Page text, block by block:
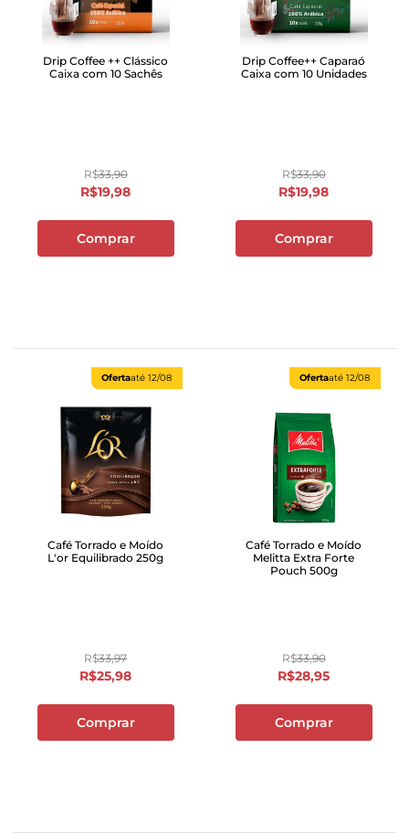
Drip Coffee ++ Clássico
Caixa com 10 Sachês
R$33,90
R$19,98
Comprar
Drip Coffee++ Caparaó
Caixa com 10 Unidades
R$33,90
R$19,98
Comprar
Ofertaaté 12/08
Café Torrado e Moído
L'or Equilibrado 250g
R$33,97
R$25,98
Comprar
Ofertaaté 12/08
Café Torrado e Moído
Melitta Extra Forte
Pouch 500g
R$33,90
R$28,95
Comprar